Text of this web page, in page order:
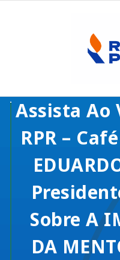
Assista Ao
RPR –
Sobre A
DA